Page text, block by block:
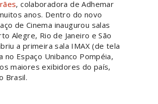
, colaboradora de Adhemar
anos. Dentro do novo
de Cinema inaugurou salas
Alegre, Rio de Janeiro e São
a primeira sala IMAX (de tela
no Espaço Unibanco Pompéia,
maiores exibidores do país,
Brasil.